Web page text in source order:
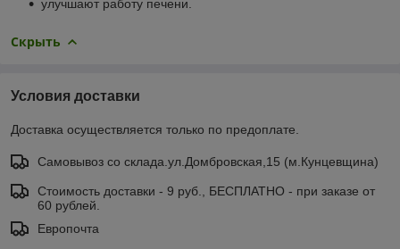
улучшают работу печени.
Скрыть
Условия доставки
Доставка осуществляется только по предоплате.
Самовывоз со склада.ул.Домбровская,15 (м.Кунцевщина)
Стоимость доставки - 9 руб., БЕСПЛАТНО - при заказе от
60 рублей.
Европочта